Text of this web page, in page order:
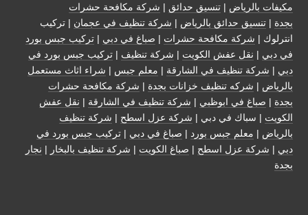
مكيفات بالرياض | تنسيق حدائق | شركة مكافحة حشرات
بجدة | تنسيق حدائق بالرياض | شركة تنظيف في عجمان | تركيب
انترلوك | شركة مكافحة حشرات | صباغ في دبي | تركيب جبس بورد
في دبي | نقل عفش الكويت | شركة تنظيف | تركيب جبس بورد في
دبي | شركة تنظيف في الشارقة | معلم جبس | شراء اثاث مستعمل
بالرياض | شركه تنظيف خزانات بجدة | شركة مكافحة حشرات
بجدة | صباغ في ابوظبي | شركة تنظيف في الشارقة | نقل عفش
الكويت | سباك في دبي | شركة عزل اسطح | شركة تنظيف
بالرياض | معلم جبس بورد | صباغ في دبي | تركيب جبس بورد في
دبي | شركة عزل اسطح | صباغ الكويت | شركة تنظيف بالبخار | نجار
بجدة